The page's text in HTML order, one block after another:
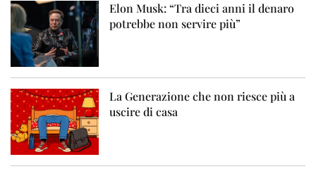
Elon Musk: “Tra dieci anni il denaro
potrebbe non servire più”
La Generazione che non riesce più a
uscire di casa